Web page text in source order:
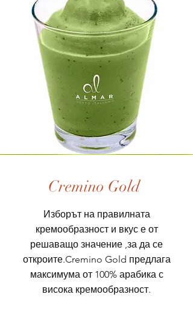
Cremino Gold
Изборът на правилната
кремообразност и вкус е от
решаващо значение ,за да се
откроите.Cremino Gold предлага
максимума от 100% арабика с
висока кремообразност.